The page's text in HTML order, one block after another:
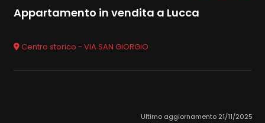
Appartamento in vendita a Lucca
Centro storico - VIA SAN GIORGIO
Ultimo aggiornamento 21/11/2025